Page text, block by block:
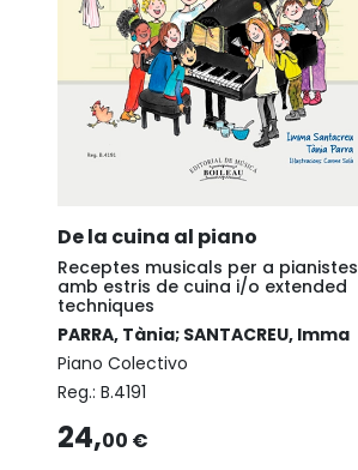
De la cuina al piano
Receptes musicals per a pianistes
amb estris de cuina i/o extended
techniques
PARRA, Tània; SANTACREU, Imma
Piano Colectivo
Reg.: B.4191
24,00 €